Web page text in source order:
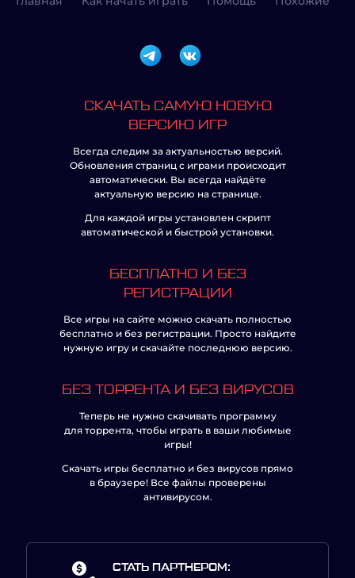
СКАЧАТЬ САМУЮ НОВУЮ
ВЕРСИЮ ИГР
Всегда следим за актуальностью версий.
Обновления страниц с играми происходит
автоматически. Вы всегда найдёте
актуальную версию на странице.
Для каждой игры установлен скрипт
автоматической и быстрой установки.
БЕСПЛАТНО И БЕЗ
РЕГИСТРАЦИИ
Все игры на сайте можно скачать полностью
бесплатно и без регистрации. Просто найдите
нужную игру и скачайте последнюю версию.
БЕЗ ТОРРЕНТА И БЕЗ ВИРУСОВ
Теперь не нужно скачивать программу
для торрента, чтобы играть в ваши любимые
игры!
Скачать игры бесплатно и без вирусов прямо
в браузере! Все файлы проверены
антивирусом.
СТАТЬ ПАРТНЕРОМ: